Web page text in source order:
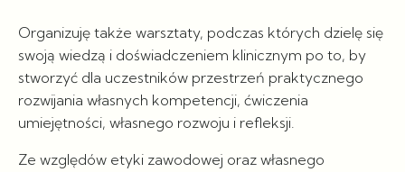
Organizuję także warsztaty, podczas których dzielę się
swoją wiedzą i doświadczeniem klinicznym po to, by
stworzyć dla uczestników przestrzeń praktycznego
rozwijania własnych kompetencji, ćwiczenia
umiejętności, własnego rozwoju i refleksji.
Ze względów etyki zawodowej oraz własnego